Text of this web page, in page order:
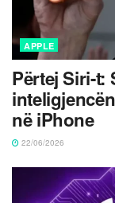
APPLE
Përtej Siri-t:
në iPhone
22/06/2026